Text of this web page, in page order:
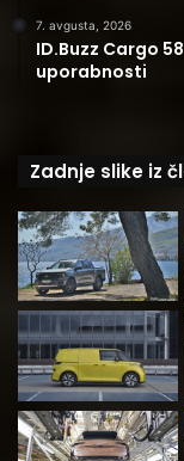
7. avgusta, 2026
ID.Buzz Cargo
uporabnosti
Zadnje slike iz